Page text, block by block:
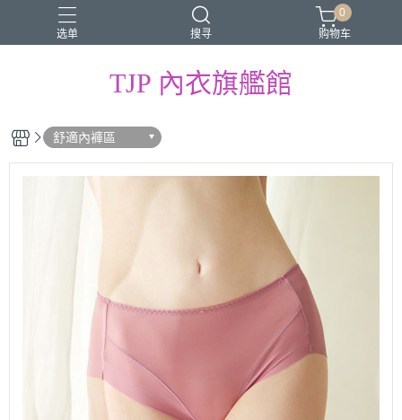
选单 搜寻
0
购物车
TJP 內衣旗艦館
舒適內褲區